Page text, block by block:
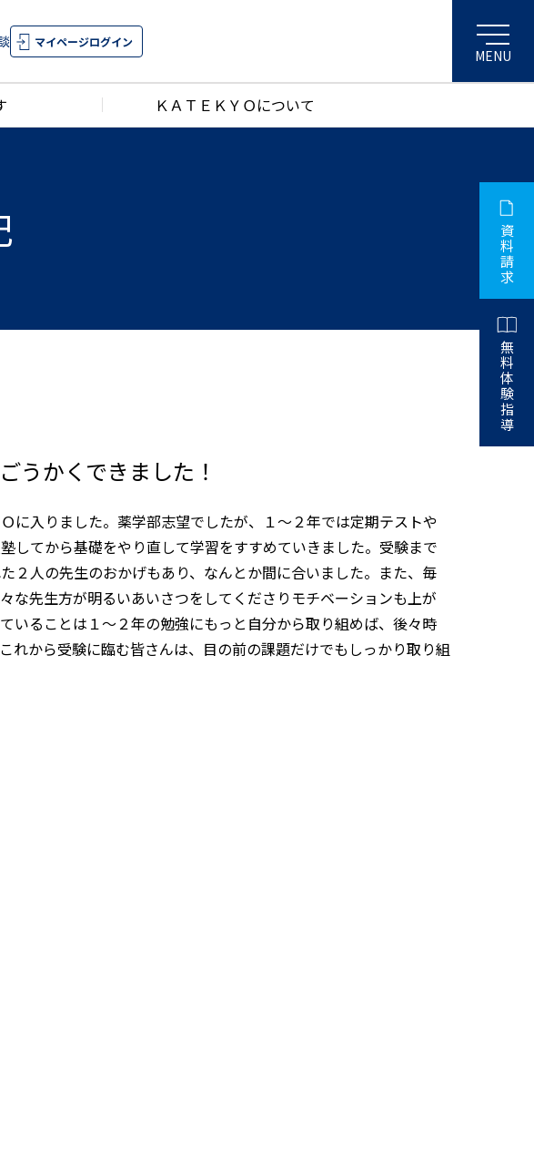
マイページログイン
ＫＡＴＥＫＹＯについて
うかくできました！
に入りました。薬学部志望でしたが、１～２年では定期テストや
してから基礎をやり直して学習をすすめていきました。受験まで
２人の先生のおかげもあり、なんとか間に合いました。また、毎
な先生方が明るいあいさつをしてくださりモチベーションも上が
いることは１～２年の勉強にもっと自分から取り組めば、後々時
れから受験に臨む皆さんは、目の前の課題だけでもしっかり取り組
資
料
請
求
無
料
体
験
指
導